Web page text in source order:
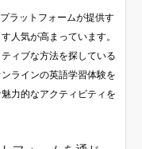
ラットフォームが提供す
人気が高まっています。
ィブな方法を探している
ラインの英語学習体験を
力的なアクティビティを